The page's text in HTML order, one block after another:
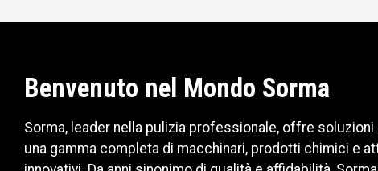
Benvenuto nel Mondo Sorma
Sorma, leader nella pulizia professionale, offre soluzioni
una gamma completa di macchinari, prodotti chimici e